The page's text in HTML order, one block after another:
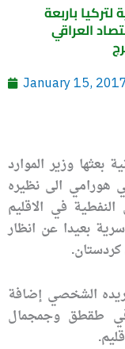
باربعة
العراقي
January 15,
وزير الموارد
هورامي الى نظيره
في الاقليم
سرية بعيدا عن انظار
كردستان.
الشخصي إضافة
طقطق وجمجمال